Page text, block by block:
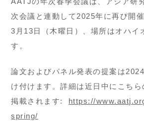
次会議と連動して2025年に再び開
3月13日（木曜日）、場所はオハイ
す。
論文およびパネル発表の提案は
け付けます。詳細は近日中にこちら
掲載されます: https://
spring/